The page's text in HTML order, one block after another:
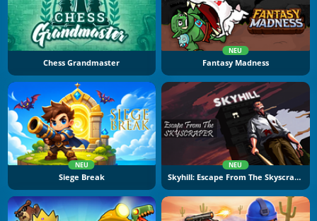
Chess Grandmaster
NEU
Fantasy Madness
NEU
Siege Break
NEU
Skyhill: Escape From The Skyscraper